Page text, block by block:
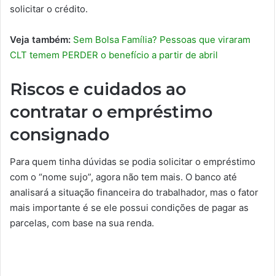
solicitar o crédito.
Veja também: Sem Bolsa Família? Pessoas que viraram
CLT temem PERDER o benefício a partir de abril
Riscos e cuidados ao
contratar o empréstimo
consignado
Para quem tinha dúvidas se podia solicitar o empréstimo
com o “nome sujo”, agora não tem mais. O banco até
analisará a situação financeira do trabalhador, mas o fator
mais importante é se ele possui condições de pagar as
parcelas, com base na sua renda.